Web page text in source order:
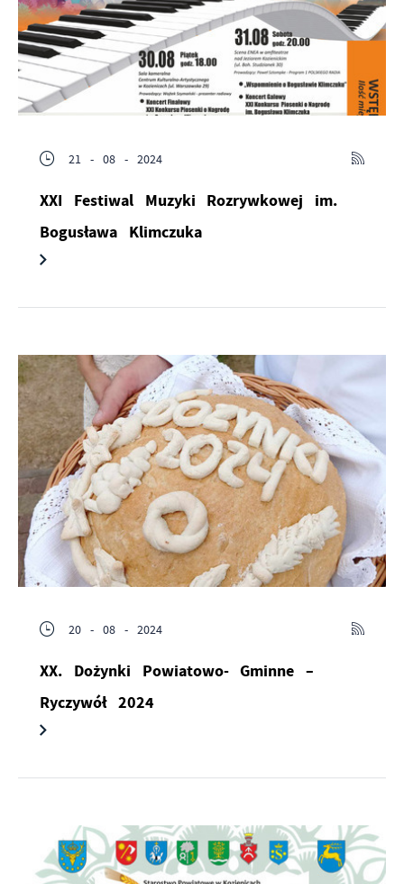
21 - 08 - 2024
XXI Festiwal Muzyki Rozrywkowej im.
Bogusława Klimczuka
20 - 08 - 2024
XX. Dożynki Powiatowo- Gminne –
Ryczywół 2024